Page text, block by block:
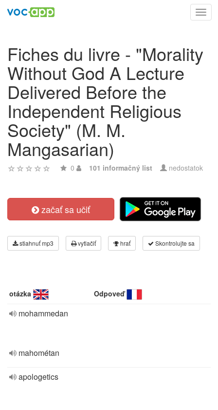
Fiches du livre - "Morality
Without God A Lecture
Delivered Before the
Independent Religious
Society" (M. M.
Mangasarian)
0 101 informačný list nedostatok
začať sa učiť
stiahnuť mp3 vytlačiť hrať Skontrolujte sa
otázka Odpoveď
mohammedan
mahométan
apologetics